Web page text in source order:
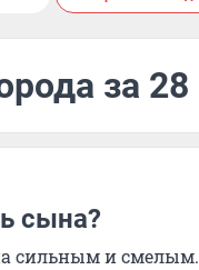
за
сына?
сильным и